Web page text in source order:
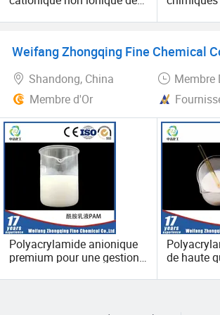
Poliacrilamida PAM
conformes
Weifang Zhongqing Fine Chemical
Shandong, China
Membre
Membre d'Or
Polyacrylamide anionique
premium pour une gestion
de haute
traitement